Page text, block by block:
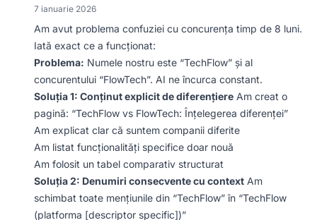
7 ianuarie 2026
Am avut problema confuziei cu concurența timp de 8 luni.
Iată exact ce a funcționat:
Problema: Numele nostru este “TechFlow” și al
concurentului “FlowTech”. AI ne încurca constant.
Soluția 1: Conținut explicit de diferențiere Am creat o
pagină: “TechFlow vs FlowTech: Înțelegerea diferenței”
Am explicat clar că suntem companii diferite
Am listat funcționalități specifice doar nouă
Am folosit un tabel comparativ structurat
Soluția 2: Denumiri consecvente cu context Am
schimbat toate mențiunile din “TechFlow” în “TechFlow
(platforma [descriptor specific])”